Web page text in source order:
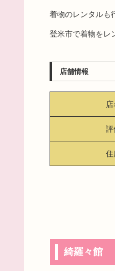
着物のレンタルも
登米市で着物をレ
店舗情報
評
住
綺羅々館